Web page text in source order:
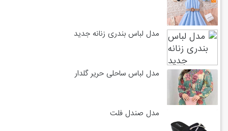
مدل لباس بندری زنانه جدید
مدل لباس ساحلی حریر گلدار
مدل صندل فلت